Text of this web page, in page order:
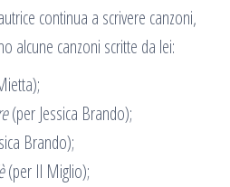
continua a scrivere canzoni,
alcune canzoni scritte da lei:
(per Jessica Brando);
Brando);
(per Il Miglio);